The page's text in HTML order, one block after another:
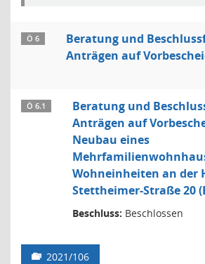
Ö 6
Beratung und
Anträgen auf
Ö 6.1
Beratung und
Anträgen auf
Neubau eines
Wohneinheiten an der
Stettheimer-Straße 20
Beschluss: Beschlossen
2021/106